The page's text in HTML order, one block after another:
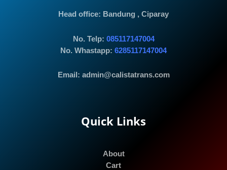
Head office: Bandung , Ciparay
No. Telp: 085117147004
No. Whastapp: 6285117147004
Email: admin@calistatrans.com
Quick Links
About
Cart